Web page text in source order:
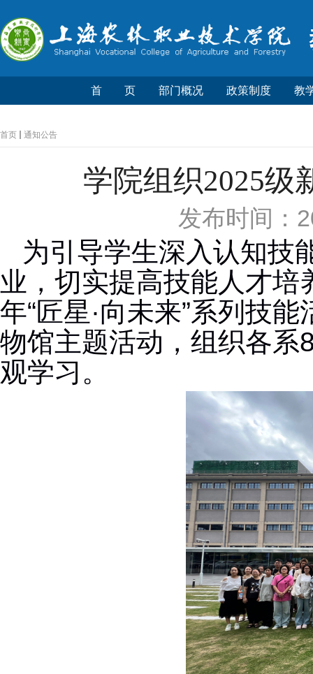
首 页 部门概况 政策制度 教
首页 通知公告
学院组织2025级
发布时间：
为引导学生深入认知技
业，切实提高技能人才培
年“匠星·向未来”系列技
物馆主题活动，组织各系
观学习。